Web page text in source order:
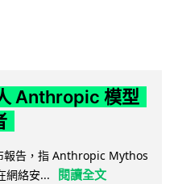
Anthropic 模型
報告，指 Anthropic Mythos
網絡安...
閱讀全文